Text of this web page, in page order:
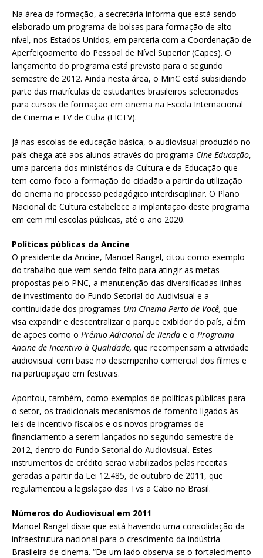
Na área da formação, a secretária informa que está sendo
elaborado um programa de bolsas para formação de alto
nível, nos Estados Unidos, em parceria com a Coordenação de
Aperfeiçoamento do Pessoal de Nível Superior (Capes). O
lançamento do programa está previsto para o segundo
semestre de 2012. Ainda nesta área, o MinC está subsidiando
parte das matrículas de estudantes brasileiros selecionados
para cursos de formação em cinema na Escola Internacional
de Cinema e TV de Cuba (EICTV).
Já nas escolas de educação básica, o audiovisual produzido no
país chega até aos alunos através do programa Cine Educação,
uma parceria dos ministérios da Cultura e da Educação que
tem como foco a formação do cidadão a partir da utilização
do cinema no processo pedagógico interdisciplinar. O Plano
Nacional de Cultura estabelece a implantação deste programa
em cem mil escolas públicas, até o ano 2020.
Políticas públicas da Ancine
O presidente da Ancine, Manoel Rangel, citou como exemplo
do trabalho que vem sendo feito para atingir as metas
propostas pelo PNC, a manutenção das diversificadas linhas
de investimento do Fundo Setorial do Audivisual e a
continuidade dos programas Um Cinema Perto de Você, que
visa expandir e descentralizar o parque exibidor do país, além
de ações como o Prêmio Adicional de Renda e o Programa
Ancine de Incentivo à Qualidade, que recompensam a atividade
audiovisual com base no desempenho comercial dos filmes e
na participação em festivais.
Apontou, também, como exemplos de políticas públicas para
o setor, os tradicionais mecanismos de fomento ligados às
leis de incentivo fiscalos e os novos programas de
financiamento a serem lançados no segundo semestre de
2012, dentro do Fundo Setorial do Audiovisual. Estes
instrumentos de crédito serão viabilizados pelas receitas
geradas a partir da Lei 12.485, de outubro de 2011, que
regulamentou a legislação das Tvs a Cabo no Brasil.
Números do Audiovisual em 2011
Manoel Rangel disse que está havendo uma consolidação da
infraestrutura nacional para o crescimento da indústria
Brasileira de cinema. “De um lado observa-se o fortalecimento